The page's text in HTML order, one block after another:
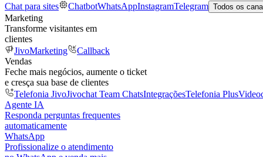
Chat para sites
ChatbotWhatsAppInstagramTelegram Todos os
Marketing
Transforme visitantes em
clientes
JivoMarketing
Callback
Vendas
Feche mais negócios, aumente o ticket
e cresça sua base de clientes
Telefonia JivoJivochat Team ChatsIntegraçõesTelefonia Plus
Agente IA
Responda perguntas frequentes
automaticamente
WhatsApp
Profissionalize o atendimento